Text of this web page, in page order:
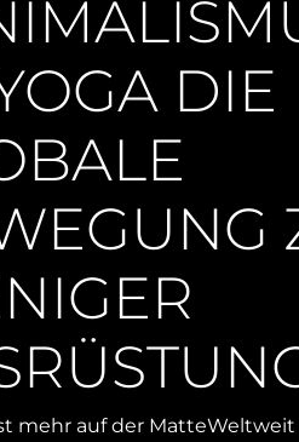
DIE
mehr auf der